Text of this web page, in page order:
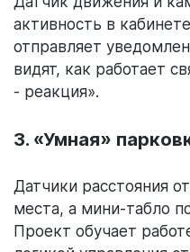
активность в
отправляет
видят, как работает
- реакция».
3. «Умная»
Датчики расстояния
места, а мини-табло
Проект обучает